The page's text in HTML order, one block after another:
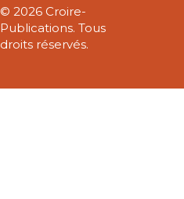
© 2026 Croire-
Publications. Tous
droits réservés.